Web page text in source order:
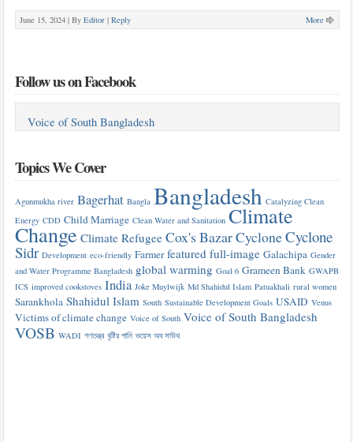
June 15, 2024 | By Editor | Reply More
Follow us on Facebook
Voice of South Bangladesh
Topics We Cover
Agunmukha river Bagerhat Bangla Bangladesh Catalyzing Clean
Energy CDD Child Marriage Clean Water and Sanitation Climate
Change Climate Refugee Cox's BazarCycloneCyclone
Sidr Development eco-friendly Farmer featured full-image Galachipa Gender
and Water Programme Bangladesh global warming Goal 6 Grameen Bank GWAPB
ICS improved cookstoves India Joke Muylwijk Md Shahidul Islam Patuakhali rural women
Sarankhola Shahidul Islam South Sustainable Development Goals USAID Venus
Victims of climate change Voice of South Voice of South Bangladesh
VOSB WADI গণতন্ত্র বৃষ্টির পানি ভয়েস অব সাউথ